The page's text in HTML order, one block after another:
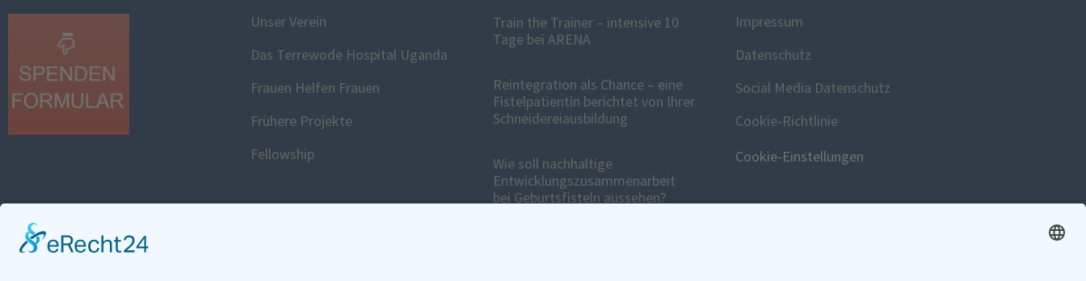
Unser Verein
Das Terrewode Hospital Uganda
Frauen Helfen Frauen
Frühere Projekte
Fellowship
Train the Trainer – intensive 10
Tage bei ARENA
Reintegration als Chance – eine
Fistelpatientin berichtet von Ihrer
Schneidereiausbildung
Wie soll nachhaltige
Entwicklungszusammenarbeit
bei Geburtsfisteln aussehen?
Impressum
Datenschutz
Social Media Datenschutz
Cookie-Richtlinie
Cookie-Einstellungen